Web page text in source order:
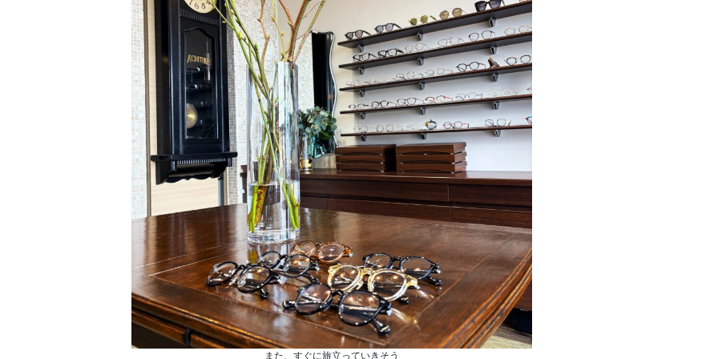
また、すぐに旅立っていきそう